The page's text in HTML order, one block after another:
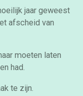
jaar geweest
afscheid van
moeten laten
had.
te zijn.